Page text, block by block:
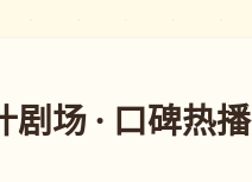
剧场 · 口碑热播